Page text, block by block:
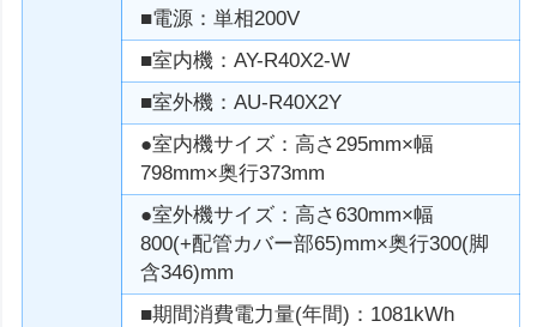
■電源：単相200V
■室内機：AY-R40X2-W
■室外機：AU-R40X2Y
●室内機サイズ：高さ295mm×幅
798mm×奥行373mm
●室外機サイズ：高さ630mm×幅
800(+配管カバー部65)mm×奥行300(脚
含346)mm
■期間消費電力量(年間)：1081kWh